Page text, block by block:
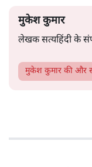
मुकेश कुमार
लेखक सत्यहिंदी के
मुकेश कुमार की और